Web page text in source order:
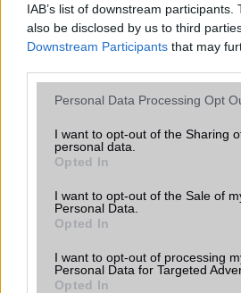
IAB’s list of downstream
also be disclosed by us to third
Downstream Participants that may
Please note that this website/app
not limited to your visit or usage
grant or deny consent to Google and
use your data for below specified
consent section.
Personal Data Processing Opt
I want to opt-out of the Sharing
personal data.
Opted In
I want to opt-out of the Sale of
Personal Data.
Opted In
I want to opt-out of processing
Personal Data for Targeted
Opted In
SIM típus
SIM-ek száma 2
Flight mode Van
Funkciók
Védelem
SAR
Nincs